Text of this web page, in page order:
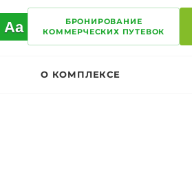
Aa
БРОНИРОВАНИЕ
КОММЕРЧЕСКИХ ПУТЕВОК
О КОМПЛЕКСЕ